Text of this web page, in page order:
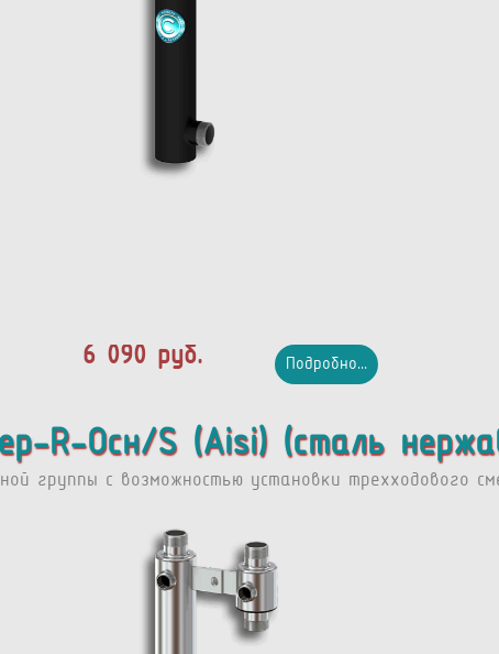
6 090 руб. Подробно...
R-Осн/S (Aisi) (сталь
группы с возможностью установки трехходового